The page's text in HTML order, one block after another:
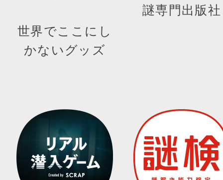
世界でここにし
かないグッズ
謎専門出版社